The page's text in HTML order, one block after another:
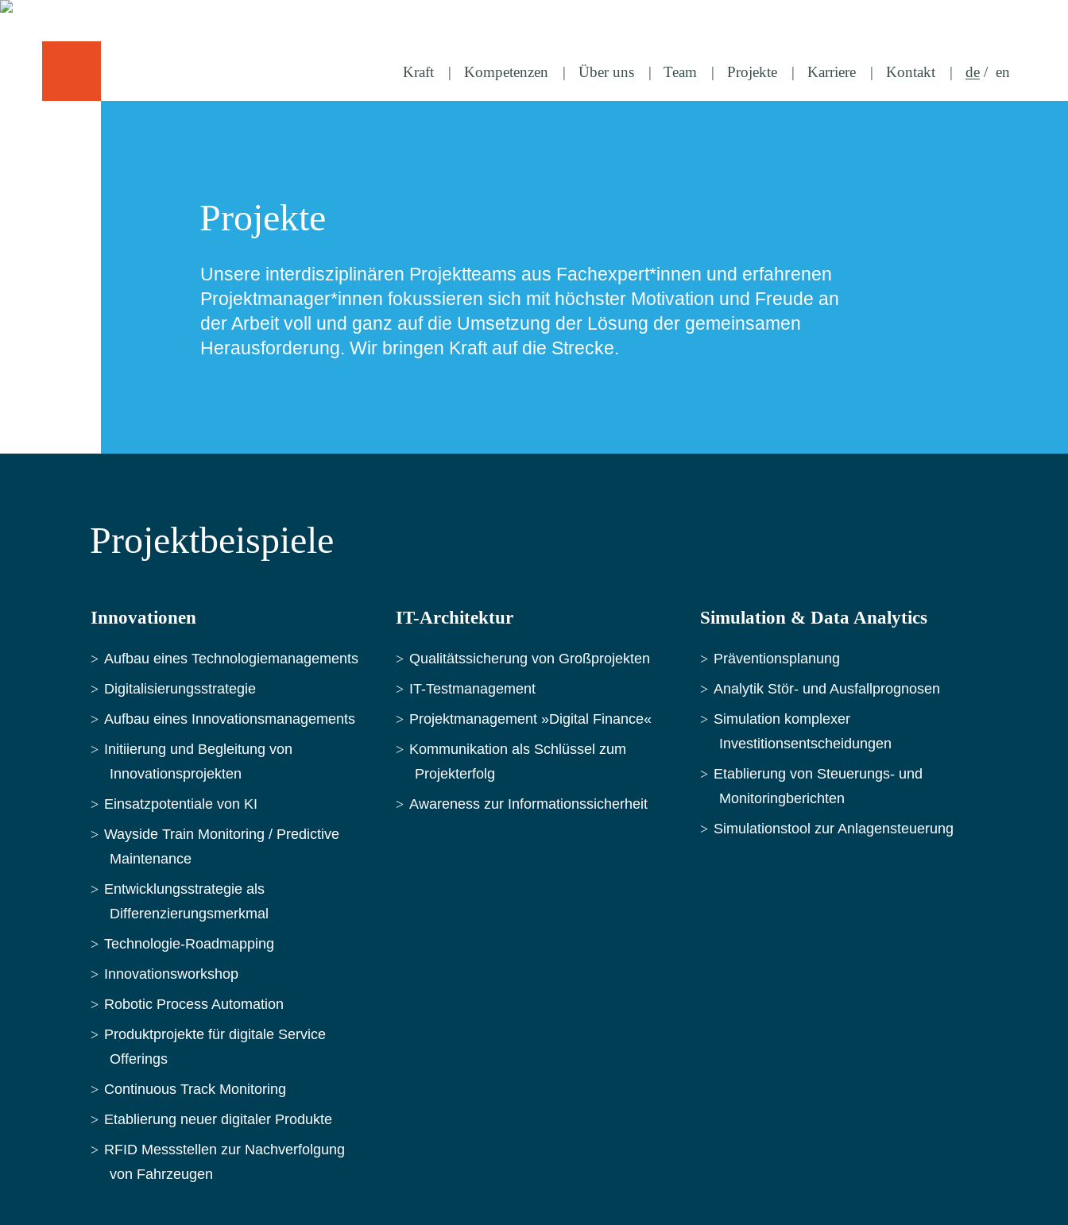
Kraft Kompetenzen Über uns Team Projekte Karriere Kontakt de en
Projekte
Unsere interdisziplinären Projektteams aus Fachexpert*innen und erfahrenen
Projektmanager*innen fokussieren sich mit höchster Motivation und Freude an
der Arbeit voll und ganz auf die Umsetzung der Lösung der gemeinsamen
Herausforderung. Wir bringen Kraft auf die Strecke.
Projektbeispiele
Innovationen
Aufbau eines Technologiemanagements
Digitalisierungsstrategie
Aufbau eines Innovationsmanagements
Initiierung und Begleitung von
Innovationsprojekten
Einsatzpotentiale von KI
Wayside Train Monitoring / Predictive
Maintenance
Entwicklungsstrategie als
Differenzierungsmerkmal
Technologie-Roadmapping
Innovationsworkshop
Robotic Process Automation
Produktprojekte für digitale Service
Offerings
Continuous Track Monitoring
Etablierung neuer digitaler Produkte
RFID Messstellen zur Nachverfolgung
von Fahrzeugen
IT-Architektur
Qualitätssicherung von Großprojekten
IT-Testmanagement
Projektmanagement »Digital Finance«
Kommunikation als Schlüssel zum
Projekterfolg
Awareness zur Informationssicherheit
Simulation & Data Analytics
Präventionsplanung
Analytik Stör- und Ausfallprognosen
Simulation komplexer
Investitionsentscheidungen
Etablierung von Steuerungs- und
Monitoringberichten
Simulationstool zur Anlagensteuerung